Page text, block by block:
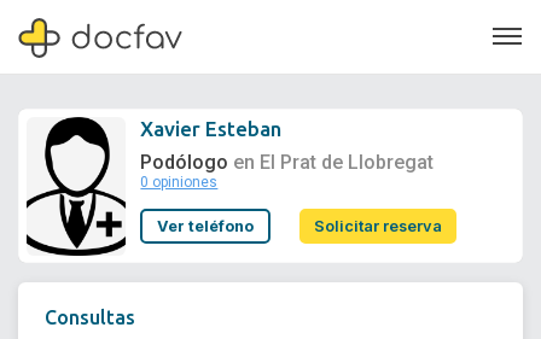
Soporte
Xavier Esteban
Podólogo en El Prat de Llobregat
0 opiniones
Ver teléfono Solicitar reserva
Consultas